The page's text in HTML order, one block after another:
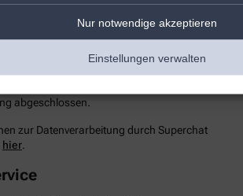
Nur notwendige akzeptieren
Einstellungen verwalten
ommunikation und zur
nutzen wir den Dienst
GmbH, Prenzlauer Allee 242, 10405 Berlin.
Auftragsverarbeiter gemäß Art. 28 DSGVO.
abgeschlossen.
zur Datenverarbeitung durch Superchat
hier